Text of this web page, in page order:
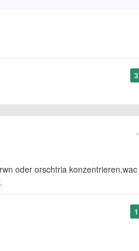
3
oder orschtria konzentrieren,wac
1